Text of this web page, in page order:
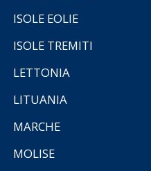
ISOLE EOLIE
ISOLE TREMITI
LETTONIA
LITUANIA
MARCHE
MOLISE